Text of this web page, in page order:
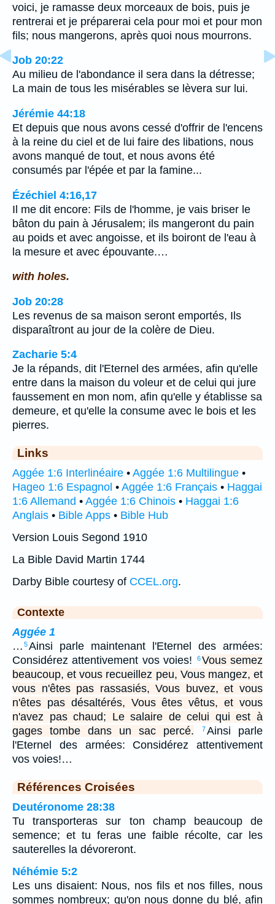
voici, je ramasse deux morceaux de bois, puis je
rentrerai et je préparerai cela pour moi et pour mon
fils; nous mangerons, après quoi nous mourrons.
Job 20:22
Au milieu de l'abondance il sera dans la détresse;
La main de tous les misérables se lèvera sur lui.
Jérémie 44:18
Et depuis que nous avons cessé d'offrir de l'encens
à la reine du ciel et de lui faire des libations, nous
avons manqué de tout, et nous avons été
consumés par l'épée et par la famine...
Ézéchiel 4:16,17
Il me dit encore: Fils de l'homme, je vais briser le
bâton du pain à Jérusalem; ils mangeront du pain
au poids et avec angoisse, et ils boiront de l'eau à
la mesure et avec épouvante.…
with holes.
Job 20:28
Les revenus de sa maison seront emportés, Ils
disparaîtront au jour de la colère de Dieu.
Zacharie 5:4
Je la répands, dit l'Eternel des armées, afin qu'elle
entre dans la maison du voleur et de celui qui jure
faussement en mon nom, afin qu'elle y établisse sa
demeure, et qu'elle la consume avec le bois et les
pierres.
Links
Aggée 1:6 Interlinéaire • Aggée 1:6 Multilingue •
Hageo 1:6 Espagnol • Aggée 1:6 Français • Haggai
1:6 Allemand • Aggée 1:6 Chinois • Haggai 1:6
Anglais • Bible Apps • Bible Hub
Version Louis Segond 1910
La Bible David Martin 1744
Darby Bible courtesy of CCEL.org.
Contexte
Aggée 1
… 5Ainsi parle maintenant l'Eternel des armées:
Considérez attentivement vos voies!
6Vous semez
beaucoup, et vous recueillez peu, Vous mangez, et
vous n'êtes pas rassasiés, Vous buvez, et vous
n'êtes pas désaltérés, Vous êtes vêtus, et vous
n'avez pas chaud; Le salaire de celui qui est à
gages tombe dans un sac percé.
7Ainsi parle
l'Eternel des armées: Considérez attentivement
vos voies!…
Références Croisées
Deutéronome 28:38
Tu transporteras sur ton champ beaucoup de
semence; et tu feras une faible récolte, car les
sauterelles la dévoreront.
Néhémie 5:2
Les uns disaient: Nous, nos fils et nos filles, nous
sommes nombreux; qu'on nous donne du blé, afin